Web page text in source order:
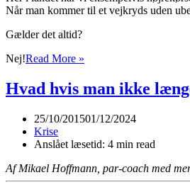
Når man kommer til et vejkryds uden
Gælder det altid?
Nej!Read More »
“reglerne”
i
Hvad hvis man ikke
25/10/201501/12/2024
Krise
Anslået læsetid: 4 min read
Af Mikael Hoffmann, par-coach med